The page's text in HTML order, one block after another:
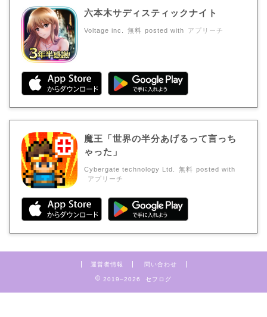
六本木サディスティックナイト
Voltage inc. 無料 posted with アプリーチ
魔王「世界の半分あげるって言っち
ゃった」
Cybergate technology Ltd. 無料 posted with
アプリーチ
運営者情報 問い合わせ
2019–2026 セフログ